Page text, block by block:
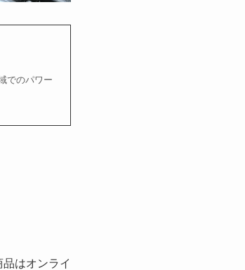
でのパワー
はオンライ